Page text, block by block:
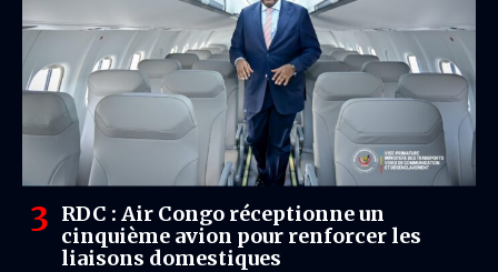
RDC : Air Congo réceptionne un
cinquième avion pour renforcer les
liaisons domestiques